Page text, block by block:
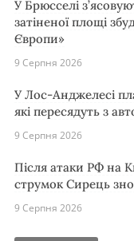
У Брюсселі
затіненої площі
Європи»
9 Серпня 2026
У Лос-Анджелесі
які пересядуть з
9 Серпня 2026
Після атаки РФ на
струмок Сирець
9 Серпня 2026